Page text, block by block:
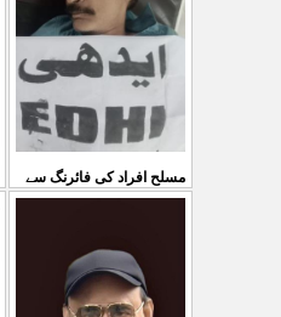
مسلح افراد کی فائرنگ سے
سمیع الدین رحمانی ک